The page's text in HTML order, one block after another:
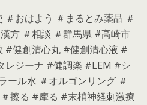
おはよう ＃まるとみ薬品 ＃
方 ＃相談 ＃群馬県 #高崎市
#健創清心丸 #健創清心液 #
レジーナ #健調楽 #LEM #シ
ール水 ＃オルゴンリング ＃
擦る #摩る #末梢神経刺激療